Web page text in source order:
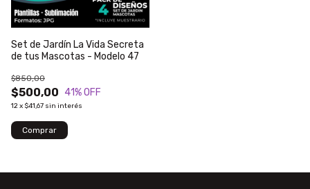
Set de Jardín La Vida Secreta
de tus Mascotas - Modelo 47
$500,00
$850,00
41% OFF
12x $41,67 sin interés